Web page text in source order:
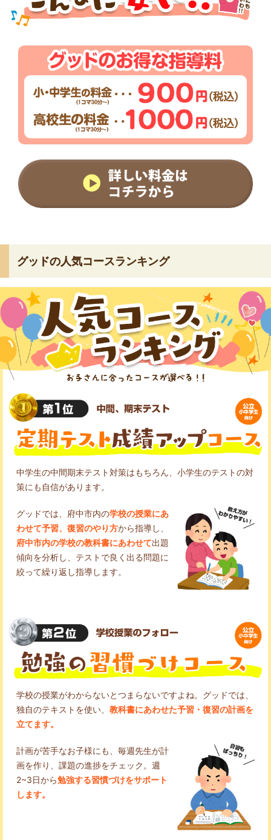
グッドの人気コースランキング
中学生の中間期末テスト対策はもちろん、小学生のテストの対
策にも自信があります。
グッドでは、府中市内の学校の授業にあ
わせて予習、復習のやり方から指導し、
府中市内の学校の教科書にあわせて出題
傾向を分析し、テストで良く出る問題に
絞って繰り返し指導します。
学校の授業がわからないとつまらないですよね。グッドでは、
独自のテキストを使い、 教科書にあわせた予習・復習の計画を
立てます。
計画が苦手なお子様にも、毎週先生が計
画を作り、課題の進捗をチェック。週
2~3日から勉強する習慣づけをサポート
します。